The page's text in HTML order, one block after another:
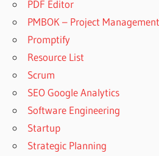
PDF Editor
PMBOK – Project Management
Promptify
Resource List
Scrum
SEO Google Analytics
Software Engineering
Startup
Strategic Planning